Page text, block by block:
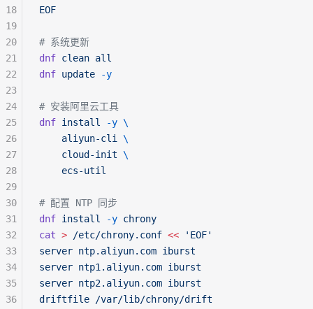
EOF
# 系统更新
dnf clean all
dnf update -y
# 安装阿里云工具
dnf install -y \
    aliyun-cli
\
    cloud-init
\
    ecs-util
# 配置 NTP 同步
dnf install -y chrony
cat > /etc/chrony.conf << 'EOF'
server ntp.aliyun.com iburst
server ntp1.aliyun.com iburst
server ntp2.aliyun.com iburst
driftfile /var/lib/chrony/drift
18
19
20
21
22
23
24
25
26
27
28
29
30
31
32
33
34
35
36